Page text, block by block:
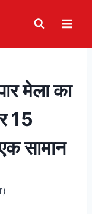
मेला का
15
सामान